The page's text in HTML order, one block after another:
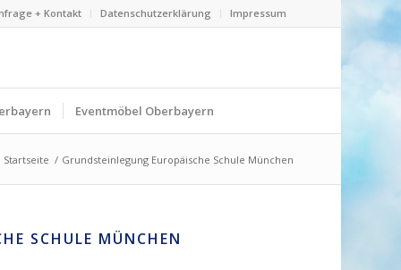
+ Kontakt Datenschutzerklärung Impressum
Eventmöbel Oberbayern
Startseite / Grundsteinlegung Europäische Schule München
SCHULE MÜNCHEN